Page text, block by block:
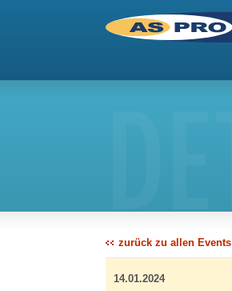
zurück zu allen Events
14.01.2024